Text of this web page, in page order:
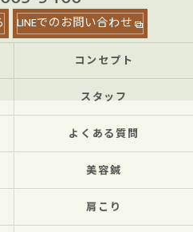
LINEでのお問い合わせ
コンセプト
スタッフ
よくある質問
美容鍼
肩こり